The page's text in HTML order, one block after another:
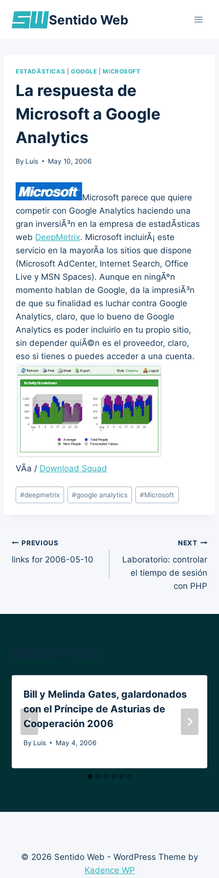
Sentido Web
ESTADÃ­STICAS GOOGLE |MICROSOFT
La respuesta de
Microsoft a Google
Analytics
By Luis May 10, 2006
Microsoft parece que quiere
competir con Google Analytics haciendo una
gran inversiÃ³n en la empresa de estadÃ­sticas
web DeepMetrix. Microsoft incluirÃ¡ este
servicio en la mayorÃ­a los sitios que dispone
(Microsoft AdCenter, Internet Search, Office
Live y MSN Spaces). Aunque en ningÃºn
momento hablan de Google, da la impresiÃ³n
de que su finalidad es luchar contra Google
Analytics, claro, que lo bueno de Google
Analytics es poder incluirlo en tu propio sitio,
sin depender quiÃ©n es el proveedor, claro,
eso si tienes o puedes acceder a una cuenta.
VÃ­a / Download Squad
Post
Tags:
#deepmetrix #google analytics #Microsoft
Post
navigation
PREVIOUS
links for 2006-05-10
NEXT
Laboratorio: controlar
el tiempo de sesión
con PHP
Bill y Melinda Gates, galardonados
con el Príncipe de Asturias de
Cooperación 2006
By Luis May 4, 2006
© 2026 Sentido Web - WordPress Theme by
Kadence WP